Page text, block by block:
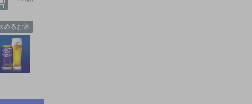
めるお酒